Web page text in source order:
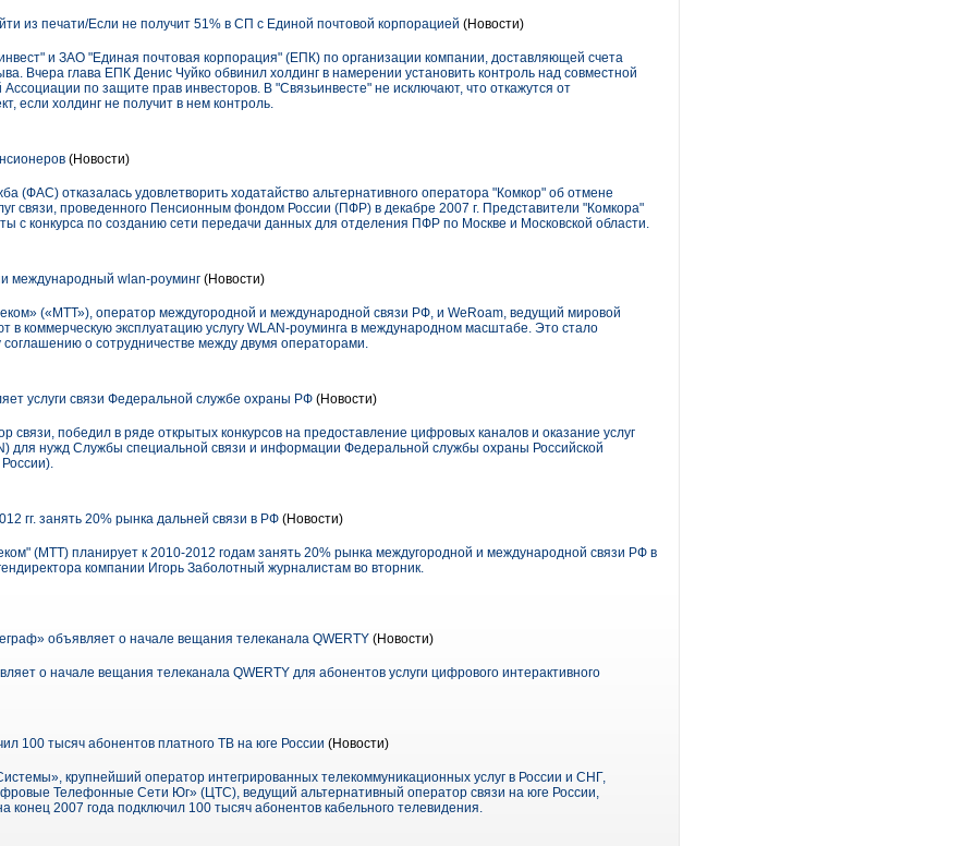
из печати/Eсли не получит 51% в СП с Единой почтовой корпорацией (Новости)
и ЗАО "Единая почтовая корпорация" (ЕПК) по организации компании, доставляющей счета
Вчера глава ЕПК Денис Чуйко обвинил холдинг в намерении установить контроль над совместной
по защите прав инвесторов. В "Связьинвесте" не исключают, что откажутся от
если холдинг не получит в нем контроль.
(Новости)
(ФАС) отказалась удовлетворить ходатайство альтернативного оператора "Комкор" об отмене
связи, проведенного Пенсионным фондом России (ПФР) в декабре 2007 г. Представители "Комкора"
с конкурса по созданию сети передачи данных для отделения ПФР по Москве и Московской области.
международный wlan-роуминг (Новости)
(«МТТ»), оператор междугородной и международной связи РФ, и WeRoam, ведущий мировой
в коммерческую эксплуатацию услугу WLAN-роуминга в международном масштабе. Это стало
о сотрудничестве между двумя операторами.
услуги связи Федеральной службе охраны РФ (Новости)
связи, победил в ряде открытых конкурсов на предоставление цифровых каналов и оказание услуг
для нужд Службы специальной связи и информации Федеральной службы охраны Российской
гг. занять 20% рынка дальней связи в РФ (Новости)
(МТТ) планирует к 2010-2012 годам занять 20% рынка междугородной и международной связи РФ в
компании Игорь Заболотный журналистам во вторник.
объявляет о начале вещания телеканала QWERTY (Новости)
о начале вещания телеканала QWERTY для абонентов услуги цифрового интерактивного
100 тысяч абонентов платного ТВ на юге России (Новости)
крупнейший оператор интегрированных телекоммуникационных услуг в России и СНГ,
Телефонные Сети Юг» (ЦТС), ведущий альтернативный оператор связи на юге России,
конец 2007 года подключил 100 тысяч абонентов кабельного телевидения.